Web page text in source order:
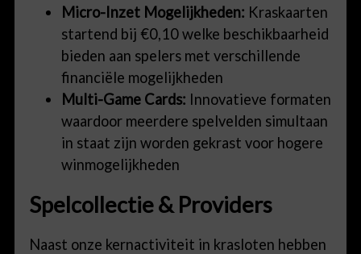
Micro-Inzet Mogelijkheden: Kraskaarten
startend bij €0,10 welke beschikbaarheid
bieden aan spelers met verschillende
financiële mogelijkheden
Multi-Game Cards: Innovatieve formaten
waardoor meerdere spelvelden simultaan
in staat zijn worden gekrast voor hogere
winmogelijkheden
Spelcollectie & Providers
Naast onze kernactiviteit in krasloten hebben